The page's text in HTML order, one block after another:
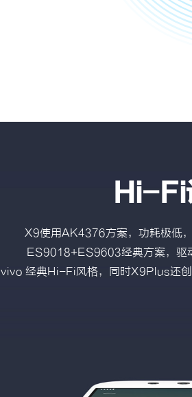
Hi-Fi
X9使用AK4376方案，功耗极低
ES9018+ES9603经典方案，驱
vivo 经典Hi-Fi风格，同时X9Plus还创